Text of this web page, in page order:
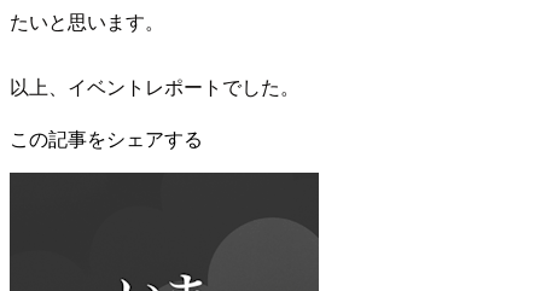
たいと思います。
以上、イベントレポートでした。
この記事をシェアする